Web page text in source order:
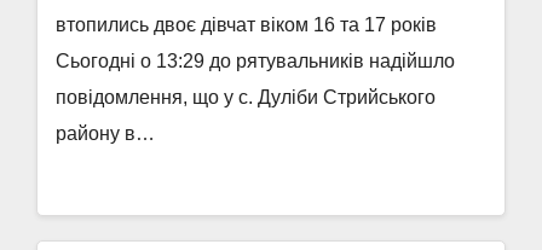
втопились двоє дівчат віком 16 та 17 років
Сьогодні о 13:29 до рятувальників надійшло
повідомлення, що у с. Дуліби Стрийського
району в…